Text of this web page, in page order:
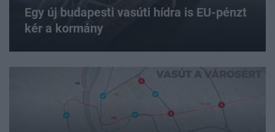
Egy új budapesti vasúti hídra is EU-pénzt
kér a kormány